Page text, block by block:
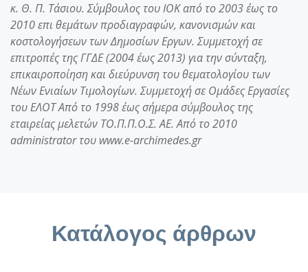
κ. Θ. Π. Τάσιου. Σύμβουλος του ΙΟΚ από το 2003 έως το
2010 επι θεμάτων προδιαγραφών, κανονισμών και
κοστολογήσεων των Δημοσίων Εργων. Συμμετοχή σε
επιτροπές της ΓΓΔΕ (2004 έως 2013) για την σύνταξη,
επικαιροποίηση και διεύρυνση του θεματολογίου των
Νέων Ενιαίων Τιμολογίων. Συμμετοχή σε Ομάδες Εργασίες
του ΕΛΟΤ Από το 1998 έως σήμερα σύμβουλος της
εταιρείας μελετών ΤΟ.Π.Π.Ο.Σ. ΑΕ. Από το 2010
administrator του www.e-archimedes.gr
Κατάλογος άρθρων